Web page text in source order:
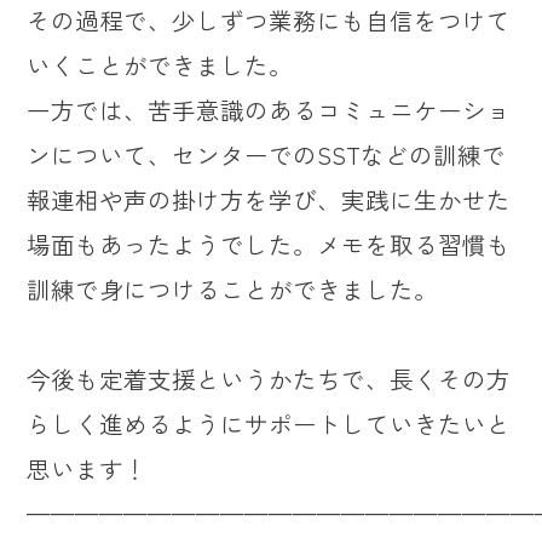
その過程で、少しずつ業務にも自信をつけて
いくことができました。
一方では、苦手意識のあるコミュニケーショ
ンについて、センターでのSSTなどの訓練で
報連相や声の掛け方を学び、実践に生かせた
場面もあったようでした。メモを取る習慣も
訓練で身につけることができました。
今後も定着支援というかたちで、長くその方
らしく進めるようにサポートしていきたいと
思います！